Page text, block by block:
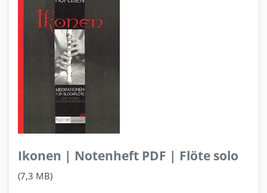
Ikonen | Notenheft PDF | Flöte solo
(7,3 MB)